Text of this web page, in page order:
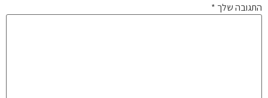
התגובה שלך *